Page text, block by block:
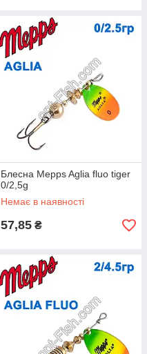
Блесна Mepps Aglia fluo tiger
0/2,5g
Немає в наявності
57,85 ₴